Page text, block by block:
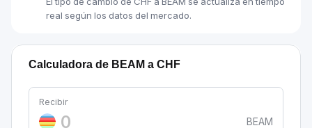
real según los datos del mercado.
Calculadora de BEAM a CHF
Recibir
BEAM